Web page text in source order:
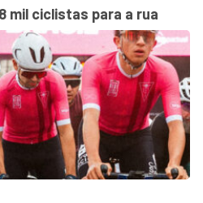
mil ciclistas para a rua